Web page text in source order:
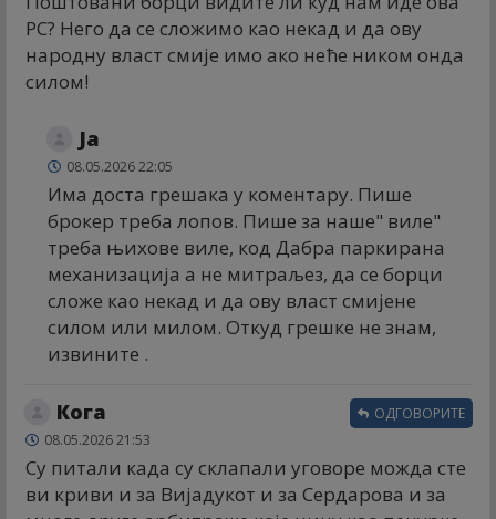
РС? Него да се сложимо као некад и да ову
народну власт смије имо ако неће ником онда
силом!
Ја
08.05.2026 22:05
Има доста грешака у коментару. Пише
брокер треба лопов. Пише за наше" виле"
треба њихове виле, код Дабра паркирана
механизација а не митраљез, да се борци
сложе као некад и да ову власт смијене
силом или милом. Откуд грешке не знам,
извините .
Кога
08.05.2026 21:53
Су питали када су склапали уговоре можда сте
ви криви и за Вијадукот и за Сердарова и за
ОДГОВОРИТЕ